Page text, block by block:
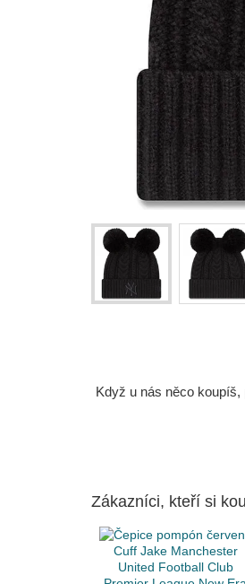
Když u nás něco
Zákazníci, kteří si